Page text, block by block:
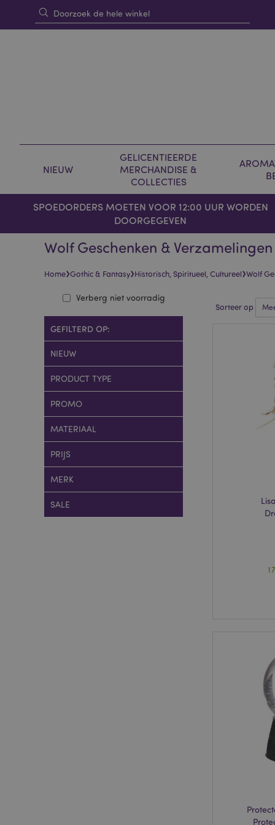
NIEUW
GELICENTIEERDE
MERCHANDISE &
COLLECTIES
SPOEDORDERS MOETEN VOOR 12:00 UUR WORDEN
DOORGEGEVEN
Wolf Geschenken & Verzamelingen
Home›Gothic & Fantasy›Historisch, Spiritueel, Cultureel›Wolf
Sorteer op
Verberg niet voorradig
GEFILTERD OP:
NIEUW
PRODUCT TYPE
PROMO
MATERIAAL
PRIJS
MERK
SALE